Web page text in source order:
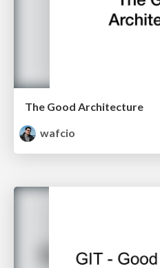
The Good Architecture
wafcio